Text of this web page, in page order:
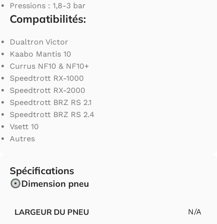
Pressions : 1,8-3 bar
Compatibilités:
Dualtron Victor
Kaabo Mantis 10
Currus NF10 & NF10+
Speedtrott RX-1000
Speedtrott RX-2000
Speedtrott BRZ RS 2.1
Speedtrott BRZ RS 2.4
Vsett 10
Autres
Spécifications
Dimension pneu
LARGEUR DU PNEU N/A